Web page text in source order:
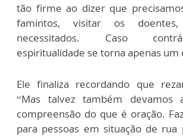
tão firme ao dizer que
famintos, visitar os
necessitados. Caso
espiritualidade se torna apenas um
Ele finaliza recordando que
“Mas talvez também devamos
compreensão do que é oração.
para pessoas em situação de rua